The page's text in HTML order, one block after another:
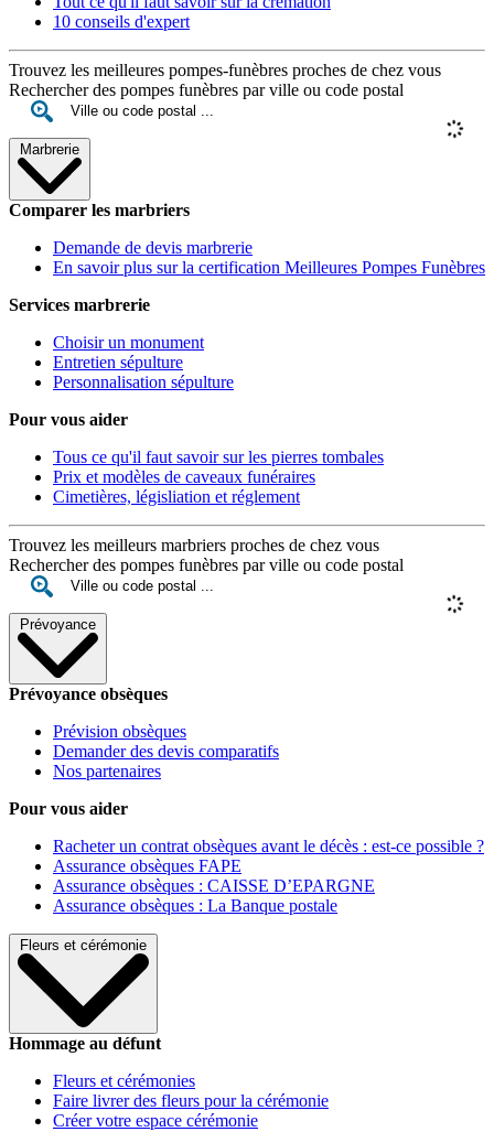
10 conseils d'expert
Trouvez les meilleures pompes-funèbres proches de chez vous
Rechercher des pompes funèbres par ville ou code postal
Marbrerie
Comparer les marbriers
Demande de devis marbrerie
En savoir plus sur la certification Meilleures Pompes Funèbres
Services marbrerie
Choisir un monument
Entretien sépulture
Personnalisation sépulture
Pour vous aider
Tous ce qu'il faut savoir sur les pierres tombales
Prix et modèles de caveaux funéraires
Cimetières, législiation et réglement
Trouvez les meilleurs marbriers proches de chez vous
Rechercher des pompes funèbres par ville ou code postal
Prévoyance
Prévoyance obsèques
Prévision obsèques
Demander des devis comparatifs
Nos partenaires
Pour vous aider
Racheter un contrat obsèques avant le décès : est-ce possible ?
Assurance obsèques FAPE
Assurance obsèques : CAISSE D’EPARGNE
Assurance obsèques : La Banque postale
Fleurs et cérémonie
Hommage au défunt
Fleurs et cérémonies
Faire livrer des fleurs pour la cérémonie
Créer votre espace cérémonie